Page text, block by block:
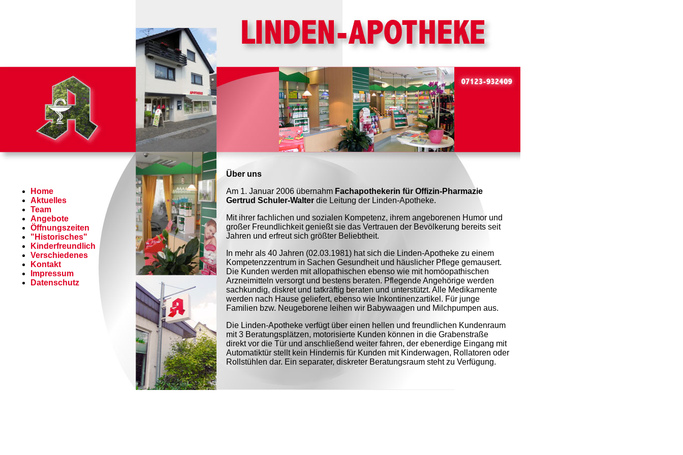
Über uns
Am 1. Januar 2006 übernahm Fachapothekerin für Offizin-Pharmazie
Gertrud Schuler-Walter die Leitung der Linden-Apotheke.
Mit ihrer fachlichen und sozialen Kompetenz, ihrem angeborenen Humor und
großer Freundlichkeit genießt sie das Vertrauen der Bevölkerung bereits seit
Jahren und erfreut sich größter Beliebtheit.
In mehr als 40 Jahren (02.03.1981) hat sich die Linden-Apotheke zu einem
Kompetenzzentrum in Sachen Gesundheit und häuslicher Pflege gemausert.
Die Kunden werden mit allopathischen ebenso wie mit homöopathischen
Arzneimitteln versorgt und bestens beraten. Pflegende Angehörige werden
sachkundig, diskret und tatkräftig beraten und unterstützt. Alle Medikamente
werden nach Hause geliefert, ebenso wie Inkontinenzartikel. Für junge
Familien bzw. Neugeborene leihen wir Babywaagen und Milchpumpen aus.
Die Linden-Apotheke verfügt über einen hellen und freundlichen Kundenraum
mit 3 Beratungsplätzen, motorisierte Kunden können in die Grabenstraße
direkt vor die Tür und anschließend weiter fahren, der ebenerdige Eingang mit
Automatiktür stellt kein Hindernis für Kunden mit Kinderwagen, Rollatoren oder
Rollstühlen dar. Ein separater, diskreter Beratungsraum steht zu Verfügung.
Home
Aktuelles
Team
Angebote
Öffnungszeiten
"Historisches"
Kinderfreundlich
Verschiedenes
Kontakt
Impressum
Datenschutz